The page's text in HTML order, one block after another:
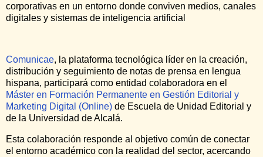
corporativas en un entorno donde conviven medios, canales
digitales y sistemas de inteligencia artificial
Comunicae, la plataforma tecnológica líder en la creación,
distribución y seguimiento de notas de prensa en lengua
hispana, participará como entidad colaboradora en el
Máster en Formación Permanente en Gestión Editorial y
Marketing Digital (Online) de Escuela de Unidad Editorial y
de la Universidad de Alcalá.
Esta colaboración responde al objetivo común de conectar
el entorno académico con la realidad del sector, acercando